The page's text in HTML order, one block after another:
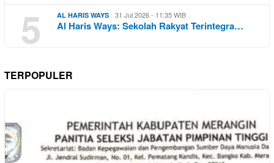
5
AL HARIS WAYS 31 Jul 2026 - 11:35 WIB
Al Haris Ways: Sekolah Rakyat Terintegra…
TERPOPULER